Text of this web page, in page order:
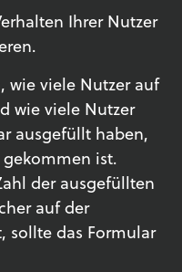
Ihrer Nutzer
wie viele Nutzer auf
wie viele Nutzer
ausgefüllt haben,
ist.
der ausgefüllten
auf der
sollte das Formular